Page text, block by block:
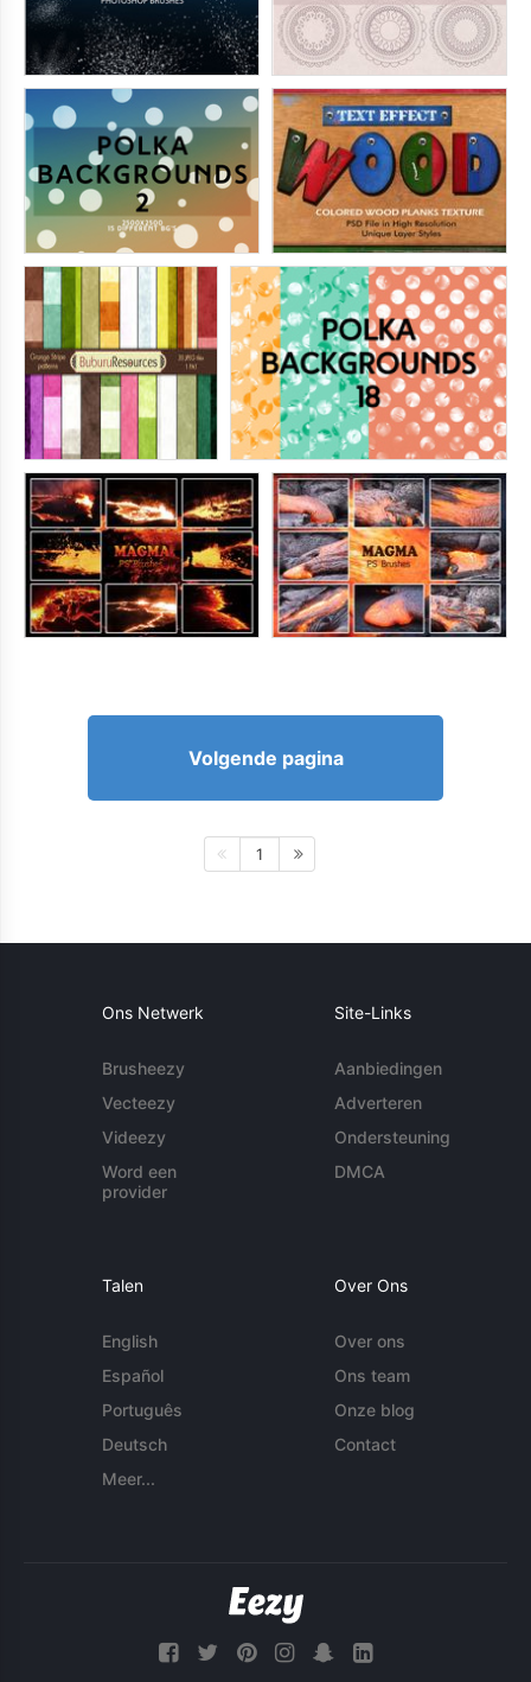
Volgende pagina
1
Ons Netwerk
Brusheezy
Vecteezy
Videezy
Word een
provider
Site-Links
Aanbiedingen
Adverteren
Ondersteuning
DMCA
Talen
English
Español
Português
Deutsch
Meer...
Over Ons
Over ons
Ons team
Onze blog
Contact